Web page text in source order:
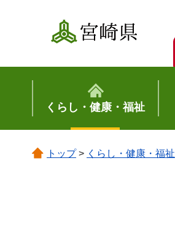
宮崎県
くらし・健康・福祉
トップ> くらし・健康・福祉